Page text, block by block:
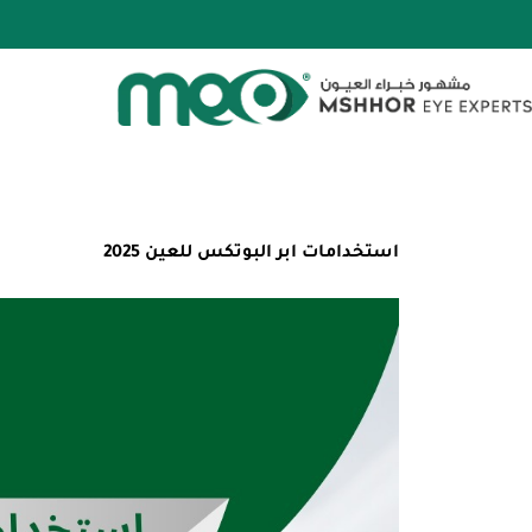
إلى
استخدامات ابر البوتكس للعين 2025